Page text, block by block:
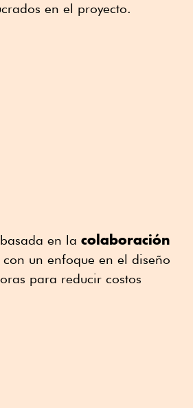
en el proyecto.
en la colaboración
con un enfoque en el diseño
para reducir costos